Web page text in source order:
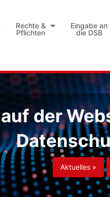
Rechte &
Pflichten
Eingabe an
die DSB
der
Aktuelles »